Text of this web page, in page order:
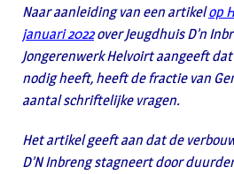
Naar aanleiding van een artikelop
januari 2022over Jeugdhuis D’n
Jongerenwerk Helvoirt aangeeft
nodigheeft, heeft de fractie van
aantal schriftelijke vragen.
Het artikel geeft aan dat de
D’N Inbreng stagneert door